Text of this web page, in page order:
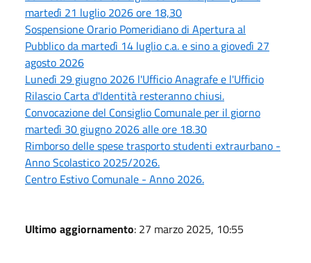
martedì 21 luglio 2026 ore 18,30
Sospensione Orario Pomeridiano di Apertura al
Pubblico da martedì 14 luglio c.a. e sino a giovedì 27
agosto 2026
Lunedì 29 giugno 2026 l'Ufficio Anagrafe e l'Ufficio
Rilascio Carta d'Identità resteranno chiusi.
Convocazione del Consiglio Comunale per il giorno
martedì 30 giugno 2026 alle ore 18.30
Rimborso delle spese trasporto studenti extraurbano -
Anno Scolastico 2025/2026.
Centro Estivo Comunale - Anno 2026.
Ultimo aggiornamento: 27 marzo 2025, 10:55